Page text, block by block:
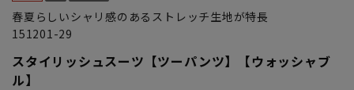
春夏らしいシャリ感のあるストレッチ生地が特長
151201-29
スタイリッシュスーツ【ツーパンツ】【ウォッシャブ
ル】